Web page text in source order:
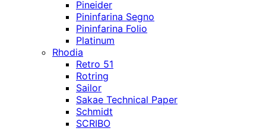
Pineider
Pininfarina Segno
Pininfarina Folio
Platinum
Rhodia
Retro 51
Rotring
Sailor
Sakae Technical Paper
Schmidt
SCRIBO